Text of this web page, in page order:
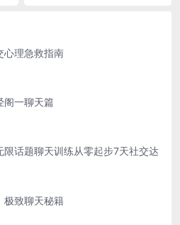
心理急救指南
阁一聊天篇
限话题聊天训练从零起步7天社交达
极致聊天秘籍